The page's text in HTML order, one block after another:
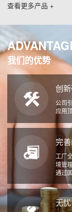
查看更多产品 +
我们的优势
创
公司
应用
完
工厂
境管
通过
无